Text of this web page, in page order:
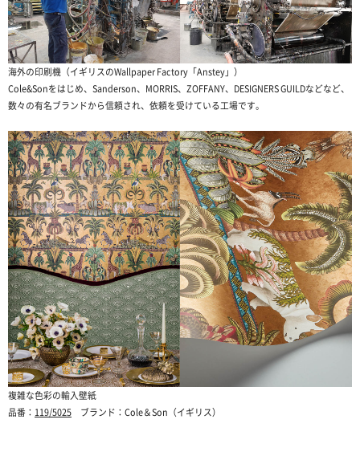
海外の印刷機（イギリスのWallpaper Factory「Anstey」）
Cole&Sonをはじめ、Sanderson、MORRIS、ZOFFANY、DESIGNERS GUILDなどなど、
数々の有名ブランドから信頼され、依頼を受けている工場です。
複雑な色彩の輸入壁紙
品番： 119/5025 ブランド：Cole＆Son（イギリス）